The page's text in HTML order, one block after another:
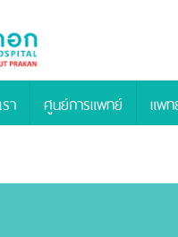
า ศูนย์การแพทย์ แพท